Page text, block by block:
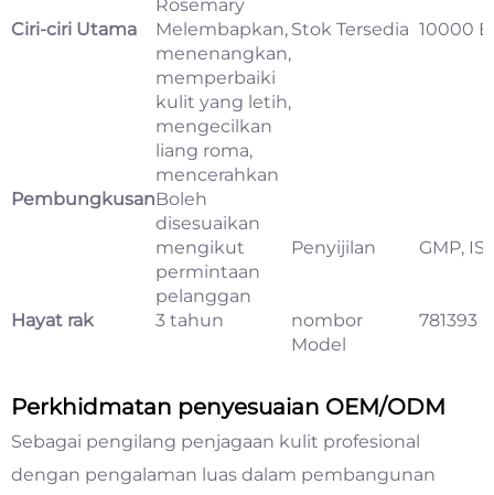
Rosemary
Ciri-ciri Utama
Melembapkan,
menenangkan,
memperbaiki
kulit yang letih,
mengecilkan
liang roma,
mencerahkan
Stok Tersedia 10000
PembungkusanBoleh
disesuaikan
mengikut
permintaan
pelanggan
Penyijilan GMP,
Hayat rak 3 tahun
nombor
Model
781393
Perkhidmatan penyesuaian OEM/ODM
Sebagai pengilang penjagaan kulit profesional
dengan pengalaman luas dalam pembangunan